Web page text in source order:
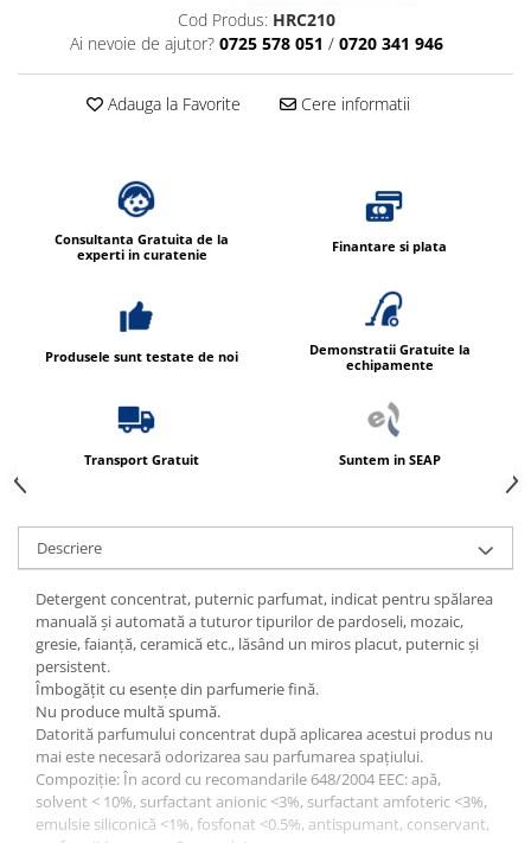
Dispensere rola hartie industriala
Dispensere rola prosop hartie
Dispensere servetele masa,
Dozatoare sapun lichid
Uscatoare de maini si par
Uscatoare de maini
Produse ingrijire personala
Crema de corp
Sapun solid
Sapun spuma
Consumabile hartie
Acoperitori toaleta
Cearceaf hartie & cearceaf hartie
Hartie igienica
Prosoape hartie pliate
Pungi igienice
Role hartie industriala
Role prosop hartie
Servetele masa & faciale
Cod Produs: HRC210
Ai nevoie de ajutor? 0725 578 051 / 0720 341 946
Adauga la Favorite Cere informatii
Consultanta Gratuita de la
experti in curatenie
Finantare si plata
Produsele sunt testate de noi
Demonstratii Gratuite la
echipamente
Transport Gratuit Suntem in SEAP
Descriere
Detergent concentrat, puternic parfumat, indicat pentru spălarea
manuală și automată a tuturor tipurilor de pardoseli, mozaic,
gresie, faianță, ceramică etc., lăsând un miros placut, puternic și
persistent.
Îmbogățit cu esențe din parfumerie fină.
Nu produce multă spumă.
Datorită parfumului concentrat după aplicarea acestui produs nu
mai este necesară odorizarea sau parfumarea spațiului.
Compoziție: În acord cu recomandarile 648/2004 EEC: apă,
solvent < 10%, surfactant anionic <3%, surfactant amfoteric <3%,
emulsie siliconică <1%, fosfonat <0.5%, antispumant, conservant,